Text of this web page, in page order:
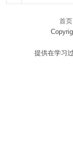
首页
提供在学习